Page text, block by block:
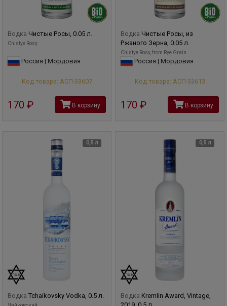
Водка Чистые Росы, 0.05 л.
Chistye Rosy
Россия | Мордовия
Код товара: АСП-33607
170 В корзину
Водка Чистые Росы, из
Ржаного Зерна, 0.05 л.
Chistye Rosy, from Rye Grain
Россия | Мордовия
Код товара: АСП-33613
170 В корзину
0,5 л
Водка Tchaikovsky Vodka, 0.5 л.
0,5 л
Водка Kremlin Award, Vintage,